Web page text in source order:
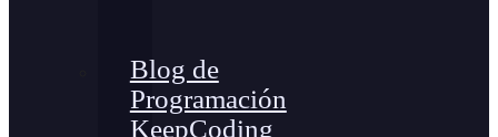
Blog de
Programación
KeepCoding